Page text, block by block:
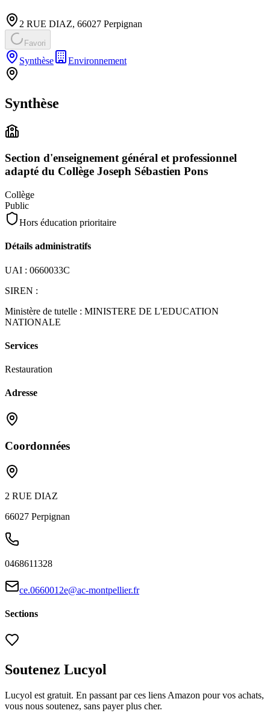
2 RUE DIAZ, 66027 Perpignan
Favori
Synthèse Environnement
Synthèse
Section d'enseignement général et professionnel
adapté du Collège Joseph Sébastien Pons
Collège
Public
Hors éducation prioritaire
Détails administratifs
UAI : 0660033C
SIREN :
Ministère de tutelle : MINISTERE DE L'EDUCATION
NATIONALE
Services
Restauration
Adresse
Coordonnées
2 RUE DIAZ
66027 Perpignan
0468611328
ce.0660012e@ac-montpellier.fr
Sections
Soutenez Lucyol
Lucyol est gratuit. En passant par ces liens Amazon pour vos achats,
vous nous soutenez, sans payer plus cher.